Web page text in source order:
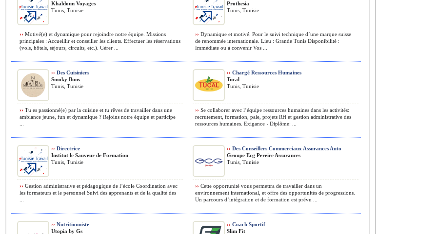
Khaldoun Voyages
Tunis, Tunisie
›› Motivé(e) et dynamique pour rejoindre notre équipe. Missions
principales : Accueillir et conseiller les clients. Effectuer les réservations
(vols, hôtels, séjours, circuits, etc.). Gérer ...
Prothesia
Tunis, Tunisie
›› Dynamique et motivé. Pour le suivi technique d’une marque suisse
de renommée internationale. Lieu : Grande Tunis Disponibilité :
Immédiate ou à convenir Vos ...
›› Des Cuisiniers
Smoky Buns
Tunis, Tunisie
›› Tu es passionné(e) par la cuisine et tu rêves de travailler dans une
ambiance jeune, fun et dynamique ? Rejoins notre équipe et participe
›› Chargé Ressources Humaines
Tucal
Tunis, Tunisie
›› Se collaborer avec l’équipe ressources humaines dans les activités:
recrutement, formation, paie, projets RH et gestion administrative des
ressources humaines. Exigance › Diplôme: ...
›› Directrice
Institut le Sauveur de Formation
Tunis, Tunisie
›› Gestion administrative et pédagogique de l’école Coordination avec
les formateurs et le personnel Suivi des apprenants et de la qualité des
›› Des Conseillers Commerciaux Assurances Auto
Groupe Ecg Pereire Assurances
Tunis, Tunisie
›› Cette opportunité vous permettra de travailler dans un
environnement international, et offre des opportunités de progressions.
Un parcours d’intégration et de formation est prévu ...
›› Nutritionniste
Utopia by Gs
›› Coach Sportif
Slim Fit